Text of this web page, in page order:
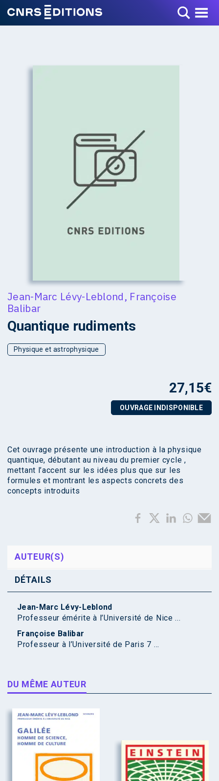
Toggle Menu
Jean-Marc Lévy-Leblond, Françoise
Balibar
Quantique rudiments
Physique et astrophysique
27,15€
OUVRAGE INDISPONIBLE
Cet ouvrage présente une introduction à la physique
quantique, débutant au niveau du premier cycle ,
mettant l’accent sur les idées plus que sur les
formules et montrant les aspects concrets des
concepts introduits
AUTEUR(S)
DÉTAILS
Jean-Marc Lévy-Leblond
Professeur émérite à l’Université de Nice ...
Françoise Balibar
Professeur à l’Université de Paris 7 ...
DU MÊME AUTEUR